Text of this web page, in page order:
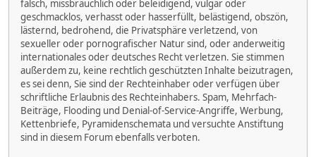
falsch, missbräuchlich oder beleidigend, vulgär oder
geschmacklos, verhasst oder hasserfüllt, belästigend, obszön,
lästernd, bedrohend, die Privatsphäre verletzend, von
sexueller oder pornografischer Natur sind, oder anderweitig
internationales oder deutsches Recht verletzen. Sie stimmen
außerdem zu, keine rechtlich geschützten Inhalte beizutragen,
es sei denn, Sie sind der Rechteinhaber oder verfügen über
schriftliche Erlaubnis des Rechteinhabers. Spam, Mehrfach-
Beiträge, Flooding und Denial-of-Service-Angriffe, Werbung,
Kettenbriefe, Pyramidenschemata und versuchte Anstiftung
sind in diesem Forum ebenfalls verboten.